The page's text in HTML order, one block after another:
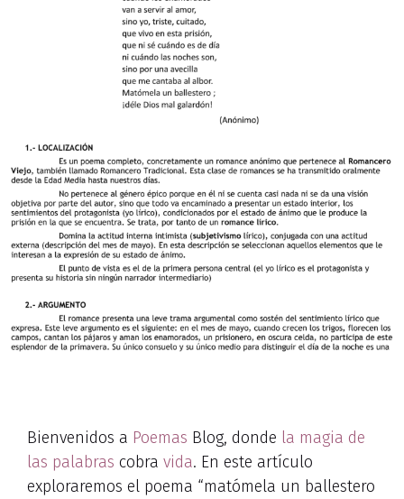
Bienvenidos a Poemas Blog, donde la magia de
las palabras cobra vida. En este artículo
exploraremos el poema “matómela un ballestero